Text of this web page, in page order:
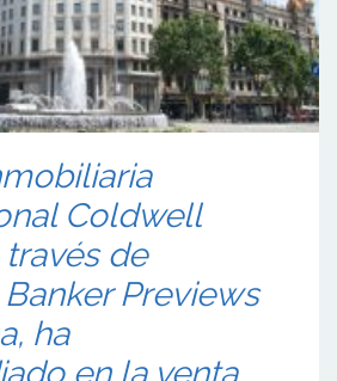
Coldwell
través de
Previews
ha